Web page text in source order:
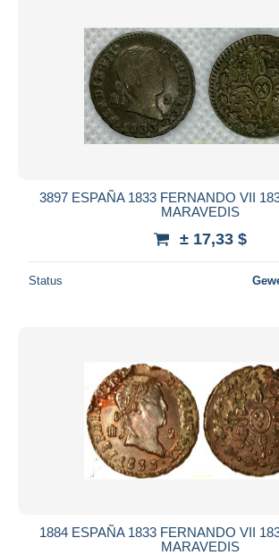
3897 ESPAÑA 1833 FERNANDO VII
MARAVEDIS
± 17,33 $
Status
1884 ESPAÑA 1833 FERNANDO VII
MARAVEDIS